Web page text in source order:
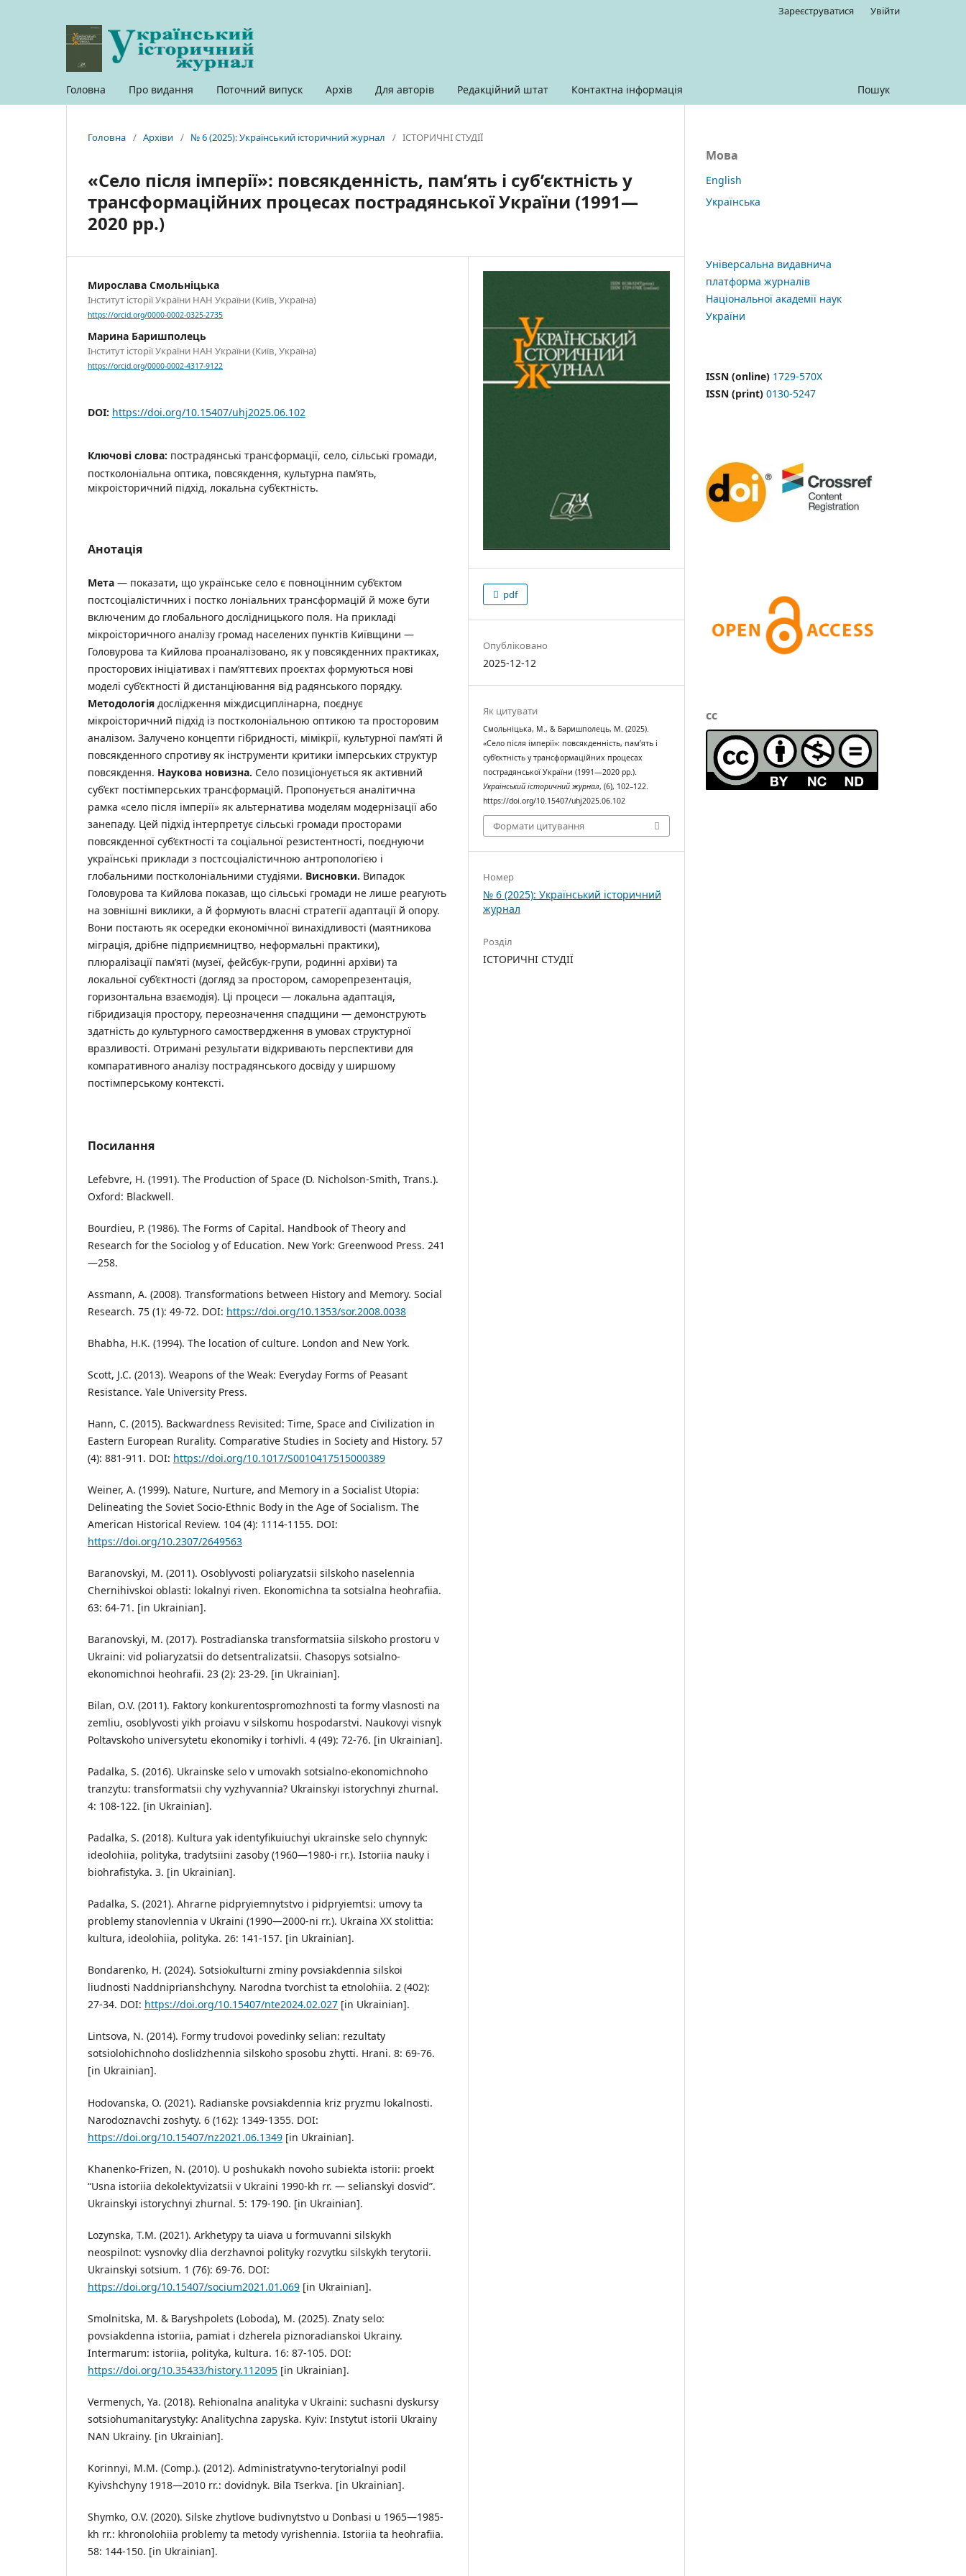
Головна Про видання Поточний випуск Архів Для авторів Редакційний штат Контактна інформація Пошук
Зареєструватися Увійти
Головна / Архіви / № 6 (2025): Український історичний журнал / ІСТОРИЧНІ СТУДІЇ
«Село після імперії»: повсякденність, пам’ять і суб’єктність у
трансформаційних процесах пострадянської України (1991—
2020 рр.)
Мирослава Смольніцька
Інститут історії України НАН України (Київ, Україна)
https://orcid.org/0000-0002-0325-2735
Марина Баришполець
Інститут історії України НАН України (Київ, Україна)
https://orcid.org/0000-0002-4317-9122
DOI: https://doi.org/10.15407/uhj2025.06.102
Ключові слова: пострадянські трансформації, село, сільські громади,
постколоніальна оптика, повсякдення, культурна пам’ять,
мікроісторичний підхід, локальна суб’єктність.
Анотація
Мета — показати, що українське село є повноцінним суб’єктом
постсоціалістичних і постко лоніальних трансформацій й може бути
включеним до глобального дослідницького поля. На прикладі
мікроісторичного аналізу громад населених пунктів Київщини —
Головурова та Кийлова проаналізовано, як у повсякденних практиках,
просторових ініціативах і пам’яттєвих проєктах формуються нові
моделі суб’єктності й дистанціювання від радянського порядку.
Методологія дослідження міждисциплінарна, поєднує
мікроісторичний підхід із постколоніальною оптикою та просторовим
аналізом. Залучено концепти гібридності, мімікрії, культурної пам’яті й
повсякденного спротиву як інструменти критики імперських структур
повсякдення. Наукова новизна. Село позиціонується як активний
суб’єкт постімперських трансформацій. Пропонується аналітична
рамка «село після імперії» як альтернатива моделям модернізації або
занепаду. Цей підхід інтерпретує сільські громади просторами
повсякденної суб’єктності та соціальної резистентності, поєднуючи
українські приклади з постсоціалістичною антропологією і
глобальними постколоніальними студіями. Висновки. Випадок
Головурова та Кийлова показав, що сільські громади не лише реагують
на зовнішні виклики, а й формують власні стратегії адаптації й опору.
Вони постають як осередки економічної винахідливості (маятникова
міграція, дрібне підприємництво, неформальні практики),
плюралізації пам’яті (музеї, фейсбук-групи, родинні архіви) та
локальної суб’єктності (догляд за простором, саморепрезентація,
горизонтальна взаємодія). Ці процеси — локальна адаптація,
гібридизація простору, переозначення спадщини — демонструють
здатність до культурного самоствердження в умовах структурної
вразливості. Отримані результати відкривають перспективи для
компаративного аналізу пострадянського досвіду у ширшому
постімперському контексті.
Посилання
Lefebvre, H. (1991). The Production of Space (D. Nicholson-Smith, Trans.).
Oxford: Blackwell.
Bourdieu, P. (1986). The Forms of Capital. Handbook of Theory and
Research for the Sociolog y of Education. New York: Greenwood Press. 241
—258.
Assmann, A. (2008). Transformations between History and Memory. Social
Research. 75 (1): 49-72. DOI: https://doi.org/10.1353/sor.2008.0038
Bhabha, H.K. (1994). The location of culture. London and New York.
Scott, J.C. (2013). Weapons of the Weak: Everyday Forms of Peasant
Resistance. Yale University Press.
Hann, C. (2015). Backwardness Revisited: Time, Space and Civilization in
Eastern European Rurality. Comparative Studies in Society and History. 57
(4): 881-911. DOI: https://doi.org/10.1017/S0010417515000389
Weiner, A. (1999). Nature, Nurture, and Memory in a Socialist Utopia:
Delineating the Soviet Socio-Ethnic Body in the Age of Socialism. The
American Historical Review. 104 (4): 1114-1155. DOI:
https://doi.org/10.2307/2649563
Baranovskyi, M. (2011). Osoblyvosti poliaryzatsii silskoho naselennia
Chernihivskoi oblasti: lokalnyi riven. Ekonomichna ta sotsialna heohrafiia.
63: 64-71. [in Ukrainian].
Baranovskyi, M. (2017). Postradianska transformatsiia silskoho prostoru v
Ukraini: vid poliaryzatsii do detsentralizatsii. Chasopys sotsialno-
ekonomichnoi heohrafii. 23 (2): 23-29. [in Ukrainian].
Bilan, O.V. (2011). Faktory konkurentospromozhnosti ta formy vlasnosti na
zemliu, osoblyvosti yikh proiavu v silskomu hospodarstvi. Naukovyi visnyk
Poltavskoho universytetu ekonomiky i torhivli. 4 (49): 72-76. [in Ukrainian].
Padalka, S. (2016). Ukrainske selo v umovakh sotsialno-ekonomichnoho
tranzytu: transformatsii chy vyzhyvannia? Ukrainskyi istorychnyi zhurnal.
4: 108-122. [in Ukrainian].
Padalka, S. (2018). Kultura yak identyfikuiuchyi ukrainske selo chynnyk:
ideolohiia, polityka, tradytsiini zasoby (1960—1980-i rr.). Istoriia nauky i
biohrafistyka. 3. [in Ukrainian].
Padalka, S. (2021). Ahrarne pidpryiemnytstvo i pidpryiemtsi: umovy ta
problemy stanovlennia v Ukraini (1990—2000-ni rr.). Ukraina XX stolittia:
kultura, ideolohiia, polityka. 26: 141-157. [in Ukrainian].
Bondarenko, H. (2024). Sotsiokulturni zminy povsiakdennia silskoi
liudnosti Naddniprianshchyny. Narodna tvorchist ta etnolohiia. 2 (402):
27-34. DOI: https://doi.org/10.15407/nte2024.02.027 [in Ukrainian].
Lintsova, N. (2014). Formy trudovoi povedinky selian: rezultaty
sotsiolohichnoho doslidzhennia silskoho sposobu zhytti. Hrani. 8: 69-76.
[in Ukrainian].
Hodovanska, O. (2021). Radianske povsiakdennia kriz pryzmu lokalnosti.
Narodoznavchi zoshyty. 6 (162): 1349-1355. DOI:
https://doi.org/10.15407/nz2021.06.1349 [in Ukrainian].
Khanenko-Frizen, N. (2010). U poshukakh novoho subiekta istorii: proekt
“Usna istoriia dekolektyvizatsii v Ukraini 1990-kh rr. — selianskyi dosvid”.
Ukrainskyi istorychnyi zhurnal. 5: 179-190. [in Ukrainian].
Lozynska, T.M. (2021). Arkhetypy ta uiava u formuvanni silskykh
neospilnot: vysnovky dlia derzhavnoi polityky rozvytku silskykh terytorii.
Ukrainskyi sotsium. 1 (76): 69-76. DOI:
https://doi.org/10.15407/socium2021.01.069 [in Ukrainian].
Smolnitska, M. & Baryshpolets (Loboda), M. (2025). Znaty selo:
povsiakdenna istoriia, pamiat i dzherela piznoradianskoi Ukrainy.
Intermarum: istoriia, polityka, kultura. 16: 87-105. DOI:
https://doi.org/10.35433/history.112095 [in Ukrainian].
Vermenych, Ya. (2018). Rehionalna analityka v Ukraini: suchasni dyskursy
sotsiohumanitarystyky: Analitychna zapyska. Kyiv: Instytut istorii Ukrainy
NAN Ukrainy. [in Ukrainian].
Korinnyi, M.M. (Comp.). (2012). Administratyvno-terytorialnyi podil
Kyivshchyny 1918—2010 rr.: dovidnyk. Bila Tserkva. [in Ukrainian].
Shymko, O.V. (2020). Silske zhytlove budivnytstvo u Donbasi u 1965—1985-
kh rr.: khronolohiia problemy ta metody vyrishennia. Istoriia ta heohrafiia.
58: 144-150. [in Ukrainian].
pdf
Опубліковано
2025-12-12
Як цитувати
Смольніцька, М., & Баришполець, М. (2025).
«Село після імперії»: повсякденність, пам’ять і
суб’єктність у трансформаційних процесах
пострадянської України (1991—2020 рр.).
Український історичний журнал, (6), 102–122.
https://doi.org/10.15407/uhj2025.06.102
Формати цитування
Номер
№ 6 (2025): Український історичний
журнал
Розділ
ІСТОРИЧНІ СТУДІЇ
Мова
English
Українська
Універсальна видавнича
платформа журналів
Національної академії наук
України
ISSN (online) 1729-570X
ISSN (print) 0130-5247
cc